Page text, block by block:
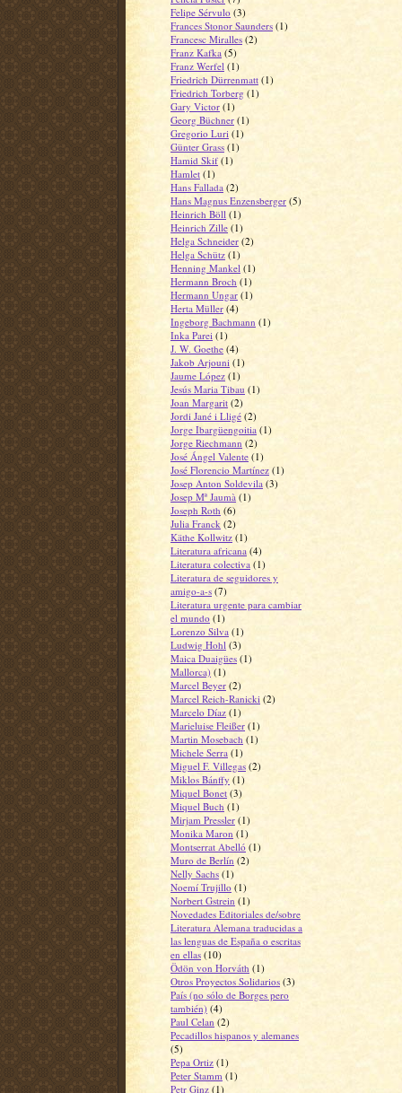
Felipe Sérvulo (3)
Frances Stonor Saunders (1)
Francesc Miralles (2)
Franz Kafka (5)
Franz Werfel (1)
Friedrich Dürrenmatt (1)
Friedrich Torberg (1)
Gary Victor (1)
Georg Büchner (1)
Gregorio Luri (1)
Günter Grass (1)
Hamid Skif (1)
Hamlet (1)
Hans Fallada (2)
Hans Magnus Enzensberger (5)
Heinrich Böll (1)
Heinrich Zille (1)
Helga Schneider (2)
Helga Schütz (1)
Henning Mankel (1)
Hermann Broch (1)
Hermann Ungar (1)
Herta Müller (4)
Ingeborg Bachmann (1)
Inka Parei (1)
J. W. Goethe (4)
Jakob Arjouni (1)
Jaume López (1)
Jesús Maria Tibau (1)
Joan Margarit (2)
Jordi Jané i Lligé (2)
Jorge Ibargüengoitia (1)
Jorge Riechmann (2)
José Ángel Valente (1)
José Florencio Martínez (1)
Josep Anton Soldevila (3)
Josep Mª Jaumà (1)
Joseph Roth (6)
Julia Franck (2)
Käthe Kollwitz (1)
Literatura africana (4)
Literatura colectiva (1)
Literatura de seguidores y
amigo-a-s (7)
Literatura urgente para cambiar
el mundo (1)
Lorenzo Silva (1)
Ludwig Hohl (3)
Maica Duaigües (1)
Mallorca) (1)
Marcel Beyer (2)
Marcel Reich-Ranicki (2)
Marcelo Díaz (1)
Marieluise Fleißer (1)
Martin Mosebach (1)
Michele Serra (1)
Miguel F. Villegas (2)
Miklos Bánffy (1)
Miquel Bonet (3)
Miquel Buch (1)
Mirjam Pressler (1)
Monika Maron (1)
Montserrat Abelló (1)
Muro de Berlín (2)
Nelly Sachs (1)
Noemí Trujillo (1)
Norbert Gstrein (1)
Novedades Editoriales de/sobre
Literatura Alemana traducidas a
las lenguas de España o escritas
en ellas (10)
Ödön von Horváth (1)
Otros Proyectos Solidarios (3)
País (no sólo de Borges pero
también) (4)
Paul Celan (2)
Pecadillos hispanos y alemanes
(5)
Pepa Ortiz (1)
Peter Stamm (1)
Petr Ginz (1)